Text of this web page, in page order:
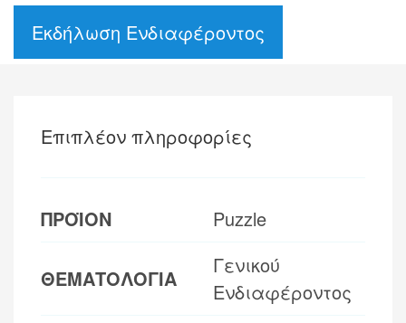
Εκδήλωση Ενδιαφέροντος
Επιπλέον πληροφορίες
ΠΡΟΪΟΝ Puzzle
ΘΕΜΑΤΟΛΟΓΙΑ
Γενικού
Ενδιαφέροντος